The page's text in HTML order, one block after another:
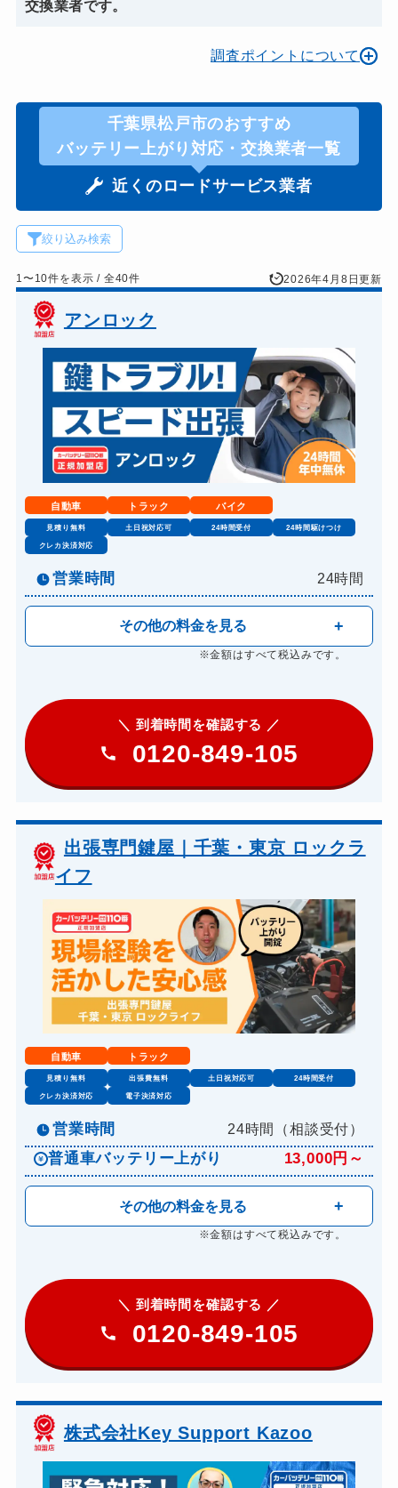
交換業者です。
調査ポイントについて
千葉県松戸市のおすすめ
バッテリー上がり対応・交換業者一覧
近くのロードサービス業者
絞り込み検索
1〜10件を表示 / 全40件 2026年4月8日更新
アンロック
自動車 トラック バイク
見積り無料 土日祝対応可 24時間受付 24時間駆けつけ
クレカ決済対応
営業時間 24時間
その他の料金を見る
※金額はすべて税込みです。
＼ 到着時間を確認する ／
0120-849-105
出張専門鍵屋｜千葉・東京 ロックラ
イフ
自動車 トラック
見積り無料 出張費無料 土日祝対応可 24時間受付
クレカ決済対応 電子決済対応
営業時間 24時間（相談受付）
普通車バッテリー上がり 13,000円～
その他の料金を見る
※金額はすべて税込みです。
＼ 到着時間を確認する ／
0120-849-105
株式会社Key Support Kazoo